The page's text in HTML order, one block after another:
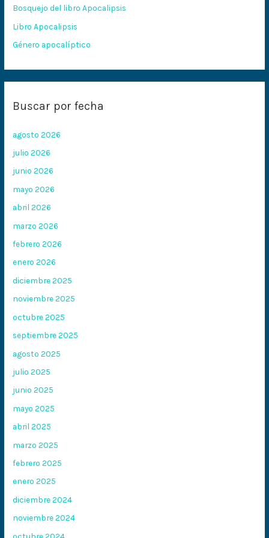
r
:
Bosquejo del libro Apocalipsis
Libro Apocalipsis
Género apocalíptico
Buscar por fecha
agosto 2026
julio 2026
junio 2026
mayo 2026
abril 2026
marzo 2026
febrero 2026
enero 2026
diciembre 2025
noviembre 2025
octubre 2025
septiembre 2025
agosto 2025
julio 2025
junio 2025
mayo 2025
abril 2025
marzo 2025
febrero 2025
enero 2025
diciembre 2024
noviembre 2024
octubre 2024